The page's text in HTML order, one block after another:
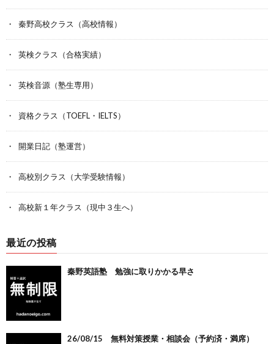
秦野高校クラス（高校情報）
英検クラス（合格実績）
英検音源（塾生専用）
資格クラス（TOEFL・IELTS）
開業日記（塾運営）
高校別クラス（大学受験情報）
高校新１年クラス（現中３生へ）
最近の投稿
秦野英語塾 勉強に取りかかる早さ
26/08/15 無料対策授業・相談会（予約済・満席）